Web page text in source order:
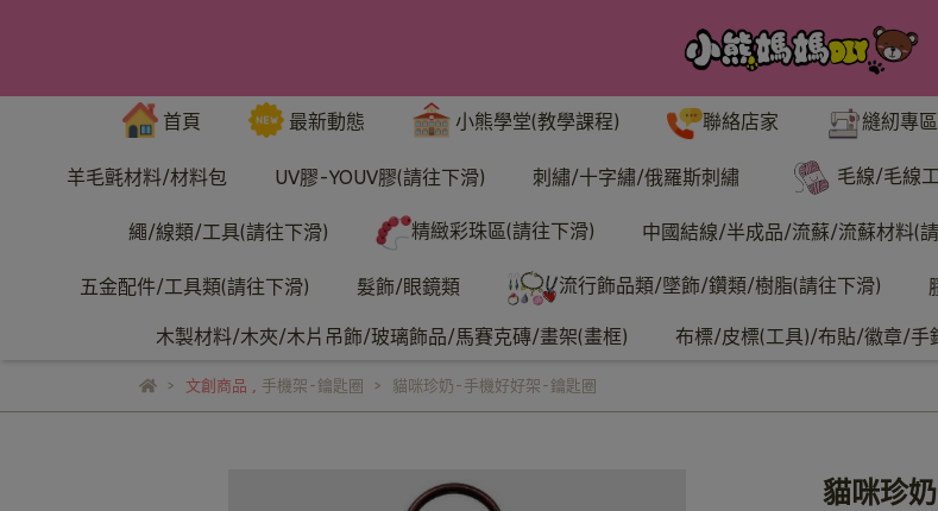
首頁 最新動態 小熊學堂(教學課程) 聯絡店家 縫紉專區
羊毛氈材料/材料包 UV膠-YOUV膠(請往下滑) 刺繡/十字繡/俄羅斯刺繡 毛線/毛線
繩/線類/工具(請往下滑) 精緻彩珠區(請往下滑) 中國結線/半成品/流蘇/流蘇材料(
五金配件/工具類(請往下滑) 髮飾/眼鏡類 流行飾品類/墜飾/鑽類/樹脂(請往下滑)
木製材料/木夾/木片吊飾/玻璃飾品/馬賽克磚/畫架(畫框) 布標/皮標(工具)/布貼/徽章/手
文創商品 , 手機架-鑰匙圈 貓咪珍奶-手機好好架-鑰匙圈
貓咪珍